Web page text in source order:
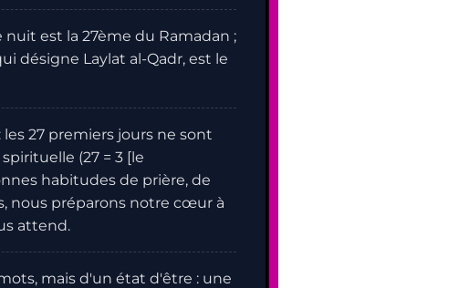
est la 27ème du Ramadan ;
désigne Laylat al-Qadr, est le
27 premiers jours ne sont
(27 = 3 [le
habitudes de prière, de
nous préparons notre cœur à
attend.
mais d'un état d'être : une